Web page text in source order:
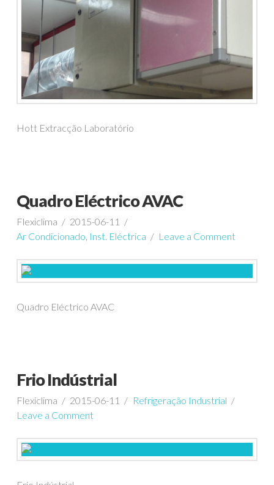
Hott Extracção Laboratório
Quadro Eléctrico AVAC
Flexiclima
2015-06-11
Ar Condicionado, Inst. Eléctrica Leave a Comment
Quadro Eléctrico AVAC
Frio Indústrial
Flexiclima 2015-06-11
Refrigeração Industrial
Leave a Comment